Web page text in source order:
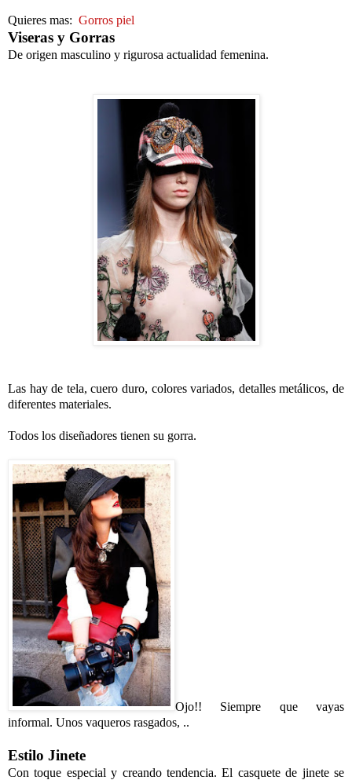
Quieres mas: Gorros piel
Viseras y Gorras
De origen masculino y rigurosa actualidad femenina.
Las hay de tela, cuero duro, colores variados, detalles metálicos, de
diferentes materiales.
Todos los diseñadores tienen su gorra.
Ojo!! Siempre que vayas
informal. Unos vaqueros rasgados, ..
Estilo Jinete
Con toque especial y creando tendencia. El casquete de jinete se